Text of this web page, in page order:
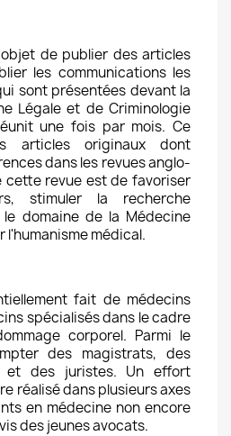
de publier des articles
les communications les
sont présentées devant la
Légale et de Criminologie
une fois par mois. Ce
articles originaux dont
dans les revues anglo-
cette revue est de favoriser
stimuler la recherche
domaine de la Médecine
l'humanisme médical.
fait de médecins
spécialisés dans le cadre
corporel. Parmi le
des magistrats, des
et des juristes. Un effort
réalisé dans plusieurs axes
en médecine non encore
des jeunes avocats.